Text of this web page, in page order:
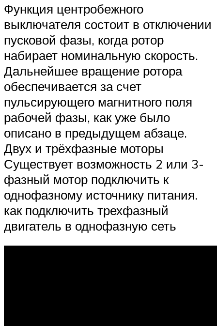
Функция центробежного
выключателя состоит в отключении
пусковой фазы, когда ротор
набирает номинальную скорость.
Дальнейшее вращение ротора
обеспечивается за счет
пульсирующего магнитного поля
рабочей фазы, как уже было
описано в предыдущем абзаце.
Двух и трёхфазные моторы
Существует возможность 2 или 3-
фазный мотор подключить к
однофазному источнику питания.
как подключить трехфазный
двигатель в однофазную сеть